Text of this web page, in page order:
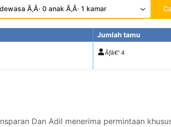
Ã‚Â· 0 anak Ã‚Â· 1 kamar
Jumlah tamu
Ãƒâ€” 4
Dan Adil menerima permintaan